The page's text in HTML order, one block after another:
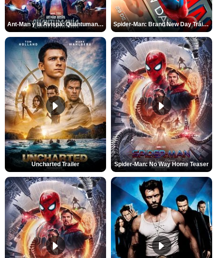
Ant-Man y la Avispa: Quantumanía Tráiler (2) Spider-Man: Brand New Day Tráiler (3)
Uncharted Trailer Spider-Man: No Way Home Teaser